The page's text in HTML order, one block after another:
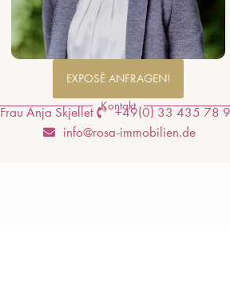
EXPOSÈ ANFRAGEN!
Kontakt
Frau Anja Skjellet
+49(0) 33 435 78
info@rosa-immobilien.de